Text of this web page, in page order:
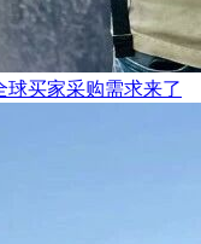
球买家采购需求来了